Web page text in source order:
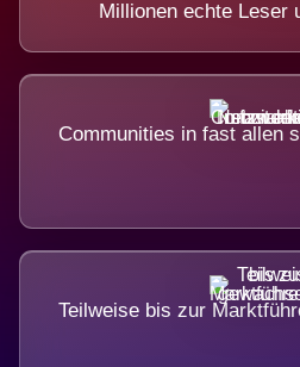
Millionen echte Leser
Communities in fast allen
Teilweise bis zur